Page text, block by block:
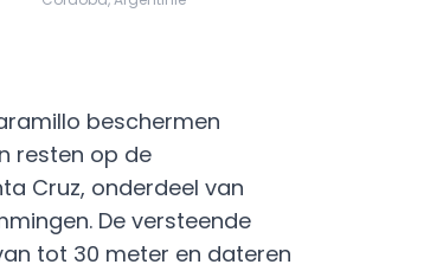
beschermen
resten op de
Cruz, onderdeel van
De versteende
tot 30 meter en dateren